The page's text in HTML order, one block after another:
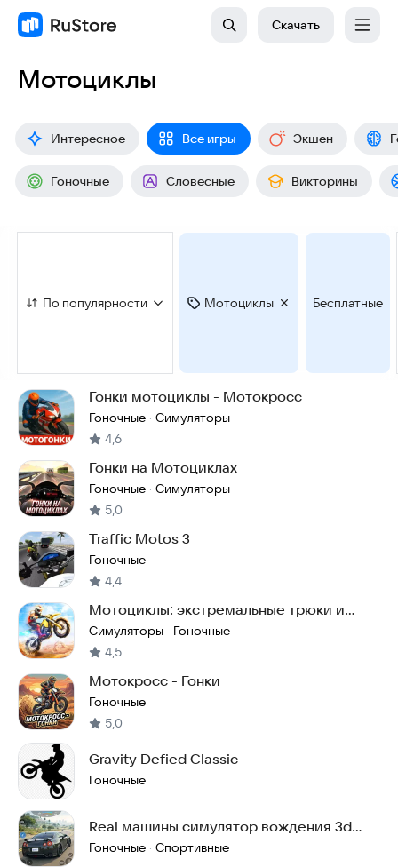
Скачать
Мотоциклы
Интересное Все игры Экшен
Гоночные Словесные Викторины
По популярности Мотоциклы Бесплатные
Гонки мотоциклы - Мотокросс
Гоночные · Симуляторы
4,6
Гонки на Мотоциклах
Гоночные · Симуляторы
5,0
Traffic Motos 3
Гоночные
4,4
Мотоциклы: экстремальные трюки и
гонки на байках
Симуляторы · Гоночные
4,5
Мотокросс - Гонки
Гоночные
5,0
Gravity Defied Classic
Гоночные
Real машины симулятор вождения 3d
машинки гонки
Гоночные · Спортивные